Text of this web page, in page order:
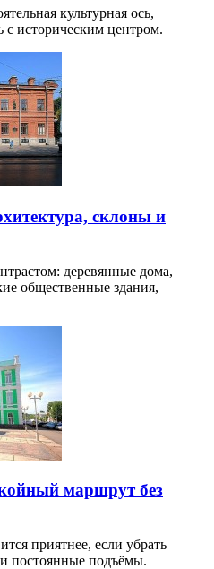
культурная ось,
историческим центром.
склоны и
деревянные дома,
общественные здания,
маршрут без
приятнее, если убрать
постоянные подъёмы.